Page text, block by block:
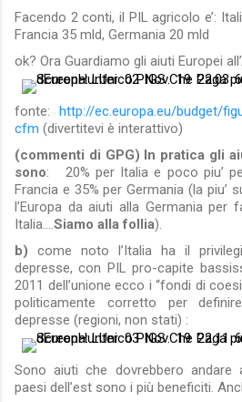
Facendo 2 conti, il PIL agricolo e’:
Francia 35 mld, Germania 20 mld
ok? Ora Guardiamo gli aiuti Europei
fonte: http://ec.europa.eu/budget/
cfm (divertitevi è interattivo)
(commenti di GPG) In pratica gli
sono: 20% per Italia e poco piu’
Francia e 35% per Germania (la piu’
l’Europa da aiuti alla Germania per
Italia…. Siamo alla follia).
b)
come noto l’Italia ha il
depresse, con PIL pro-capite
2011 dell’unione ecco i “fondi di
politicamente corretto per
depresse (regioni, non stati) :
Sono aiuti che dovrebbero
paesi dell’est sono i più beneficiti.